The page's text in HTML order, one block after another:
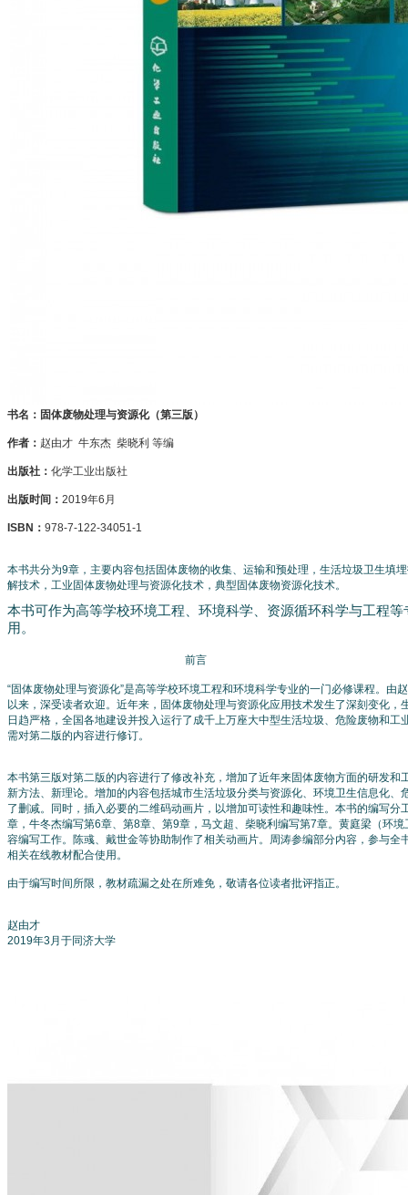
书名：固体废物处理与资源化（第三版）
作者： 赵由才 牛东杰 柴晓利 等编
出版社： 化学工业出版社
出版时间： 2019年6月
ISBN： 978-7-122-34051-1
本书共分为9章，主要内容包括固体废物的收集、运输和预处理，生活垃圾卫生填
解技术，工业固体废物处理与资源化技术，典型固体废物资源化技术。
本书可作为高等学校环境工程、环境科学、资源循环科学与工程
用。
前言
“固体废物处理与资源化”是高等学校环境工程和环境科学专业的一门必修课程。
以来，深受读者欢迎。近年来，固体废物处理与资源化应用技术发生了深刻变化
日趋严格，全国各地建设并投入运行了成千上万座大中型生活垃圾、危险废物和
需对第二版的内容进行修订。
本书第三版对第二版的内容进行了修改补充，增加了近年来固体废物方面的研发
新方法、新理论。增加的内容包括城市生活垃圾分类与资源化、环境卫生信息化
了删减。同时，插入必要的二维码动画片，以增加可读性和趣味性。本书的编写
章，牛冬杰编写第6章、第8章、第9章，马文超、柴晓利编写第7章。黄庭梁（环
容编写工作。陈彧、戴世金等协助制作了相关动画片。周涛参编部分内容，参与
相关在线教材配合使用。
由于编写时间所限，教材疏漏之处在所难免，敬请各位读者批评指正。
赵由才
2019年3月于同济大学